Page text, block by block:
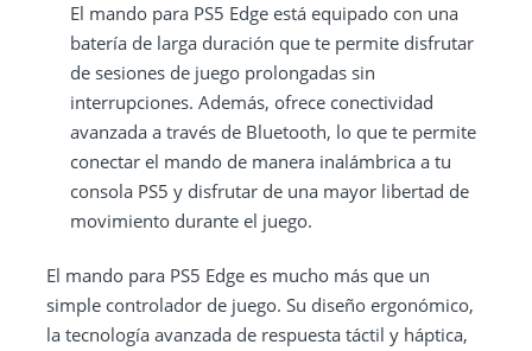
El mando para PS5 Edge está equipado con una
batería de larga duración que te permite disfrutar
de sesiones de juego prolongadas sin
interrupciones. Además, ofrece conectividad
avanzada a través de Bluetooth, lo que te permite
conectar el mando de manera inalámbrica a tu
consola PS5 y disfrutar de una mayor libertad de
movimiento durante el juego.
El mando para PS5 Edge es mucho más que un
simple controlador de juego. Su diseño ergonómico,
la tecnología avanzada de respuesta táctil y háptica,